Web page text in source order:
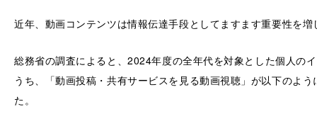
近年、動画コンテンツは情報伝達手段としてますます重要性を増
総務省の調査によると、2024年度の全年代を対象とした個人の
うち、「動画投稿・共有サービスを見る動画視聴」が以下のよ
た。